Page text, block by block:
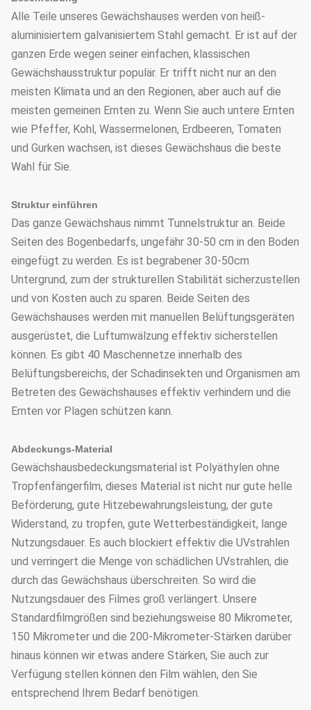
Alle Teile unseres Gewächshauses werden von heiß-
aluminisiertem galvanisiertem Stahl gemacht. Er ist auf der
ganzen Erde wegen seiner einfachen, klassischen
Gewächshausstruktur populär. Er trifft nicht nur an den
meisten Klimata und an den Regionen, aber auch auf die
meisten gemeinen Ernten zu. Wenn Sie auch untere Ernten
wie Pfeffer, Kohl, Wassermelonen, Erdbeeren, Tomaten
und Gurken wachsen, ist dieses Gewächshaus die beste
Wahl für Sie.
Struktur einführen
Das ganze Gewächshaus nimmt Tunnelstruktur an. Beide
Seiten des Bogenbedarfs, ungefähr 30-50 cm in den Boden
eingefügt zu werden. Es ist begrabener 30-50cm
Untergrund, zum der strukturellen Stabilität sicherzustellen
und von Kosten auch zu sparen. Beide Seiten des
Gewächshauses werden mit manuellen Belüftungsgeräten
ausgerüstet, die Luftumwälzung effektiv sicherstellen
können. Es gibt 40 Maschennetze innerhalb des
Belüftungsbereichs, der Schadinsekten und Organismen am
Betreten des Gewächshauses effektiv verhindern und die
Ernten vor Plagen schützen kann.
Abdeckungs-Material
Gewächshausbedeckungsmaterial ist Polyäthylen ohne
Tropfenfängerfilm, dieses Material ist nicht nur gute helle
Beförderung, gute Hitzebewahrungsleistung, der gute
Widerstand, zu tropfen, gute Wetterbeständigkeit, lange
Nutzungsdauer. Es auch blockiert effektiv die UVstrahlen
und verringert die Menge von schädlichen UVstrahlen, die
durch das Gewächshaus überschreiten. So wird die
Nutzungsdauer des Filmes groß verlängert. Unsere
Standardfilmgrößen sind beziehungsweise 80 Mikrometer,
150 Mikrometer und die 200-Mikrometer-Stärken darüber
hinaus können wir etwas andere Stärken, Sie auch zur
Verfügung stellen können den Film wählen, den Sie
entsprechend Ihrem Bedarf benötigen.